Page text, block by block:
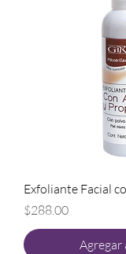
Exfoliante Facial
Precio
$288.00
Agregar